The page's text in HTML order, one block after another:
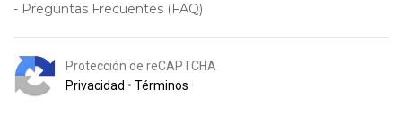
- Preguntas Frecuentes (FAQ)
Protección de reCAPTCHA
Privacidad • Términos